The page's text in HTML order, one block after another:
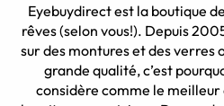
Eyebuydirect est la boutique
rêves (selon vous!). Depuis
sur des montures et des verres
grande qualité, c’est
considère comme le